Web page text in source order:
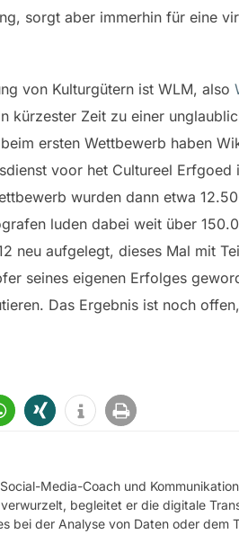
sorgt aber immerhin für eine
von Kulturgütern ist WLM, also
kürzester Zeit zu einer
ersten Wettbewerb haben
voor het Cultureel
wurden dann etwa
luden dabei weit über
neu aufgelegt, dieses Mal mit
seines eigenen Erfolges
Das Ergebnis ist noch
Media-Coach und
begleitet er die digitale
bei der Analyse von Daten oder dem